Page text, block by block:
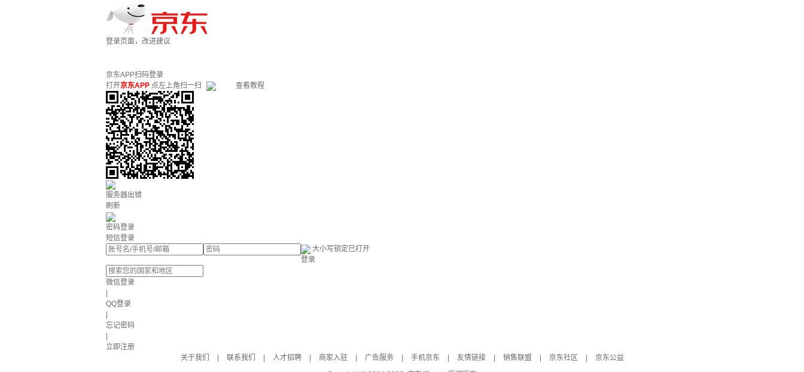
登录页面，改进建议
京东APP扫码登录
打开京东APP 点左上角扫一扫 查看教程
服务器出错
刷新
密码登录
短信登录
大小写锁定已打开
登录
微信登录
QQ登录
忘记密码
立即注册
关于我们
联系我们 人才招聘 商家入驻 广告服务 手机京东 友情链接 销售联盟 京东社区
京东公益